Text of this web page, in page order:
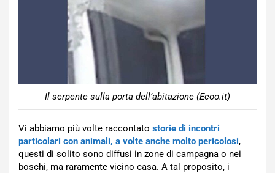
Il serpente sulla porta dell’abitazione (Ecoo.it)
Vi abbiamo più volte raccontato storie di incontri
particolari con animali, a volte anche molto pericolosi,
questi di solito sono diffusi in zone di campagna o nei
boschi, ma raramente vicino casa. A tal proposito, i